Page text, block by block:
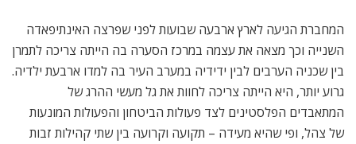
המחברת הגיעה לארץ ארבעה שבועות לפני שפרצה האינתיפאדה
השנייה וכך מצאה את עצמה במרכז הסערה בה הייתה צריכה לתמרן
בין שכניה הערבים לבין ידידיה במערב העיר בה למדו ארבעת ילדיה.
גרוע יותר, היא הייתה צריכה לחוות את גל מעשי ההרג של
המתאבדים הפלסטינים לצד פעולות הביטחון והפעולות המונעות
של צהל, ופי שהיא מעידה – תקועה וקרועה בין שתי קהילות זבות